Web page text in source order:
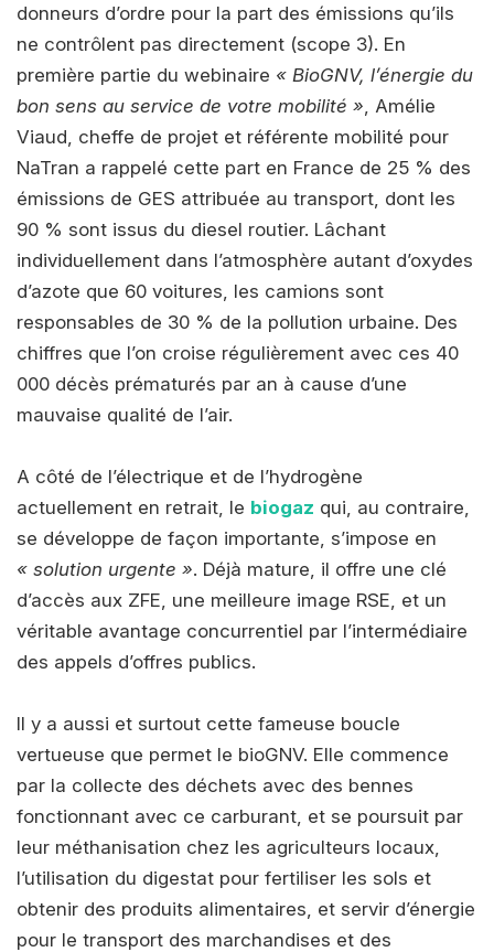
donneurs d’ordre pour la part des émissions qu’ils
ne contrôlent pas directement (scope 3). En
première partie du webinaire « BioGNV, l’énergie du
bon sens au service de votre mobilité » , Amélie
Viaud, cheffe de projet et référente mobilité pour
NaTran a rappelé cette part en France de 25 % des
émissions de GES attribuée au transport, dont les
90 % sont issus du diesel routier. Lâchant
individuellement dans l’atmosphère autant d’oxydes
d’azote que 60 voitures, les camions sont
responsables de 30 % de la pollution urbaine. Des
chiffres que l’on croise régulièrement avec ces 40
000 décès prématurés par an à cause d’une
mauvaise qualité de l’air.
A côté de l’électrique et de l’hydrogène
actuellement en retrait, le biogaz qui, au contraire,
se développe de façon importante, s’impose en
« solution urgente ». Déjà mature, il offre une clé
d’accès aux ZFE, une meilleure image RSE, et un
véritable avantage concurrentiel par l’intermédiaire
des appels d’offres publics.
Il y a aussi et surtout cette fameuse boucle
vertueuse que permet le bioGNV. Elle commence
par la collecte des déchets avec des bennes
fonctionnant avec ce carburant, et se poursuit par
leur méthanisation chez les agriculteurs locaux,
l’utilisation du digestat pour fertiliser les sols et
obtenir des produits alimentaires, et servir d’énergie
pour le transport des marchandises et des